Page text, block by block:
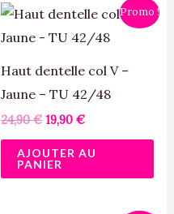
Promo !
Haut dentelle col V –
Jaune – TU 42/48
24,90€
Le
prix
initial
24,90 €.
19,90 €
Le
prix
actuel
19,90 €.
AJOUTER AU
PANIER